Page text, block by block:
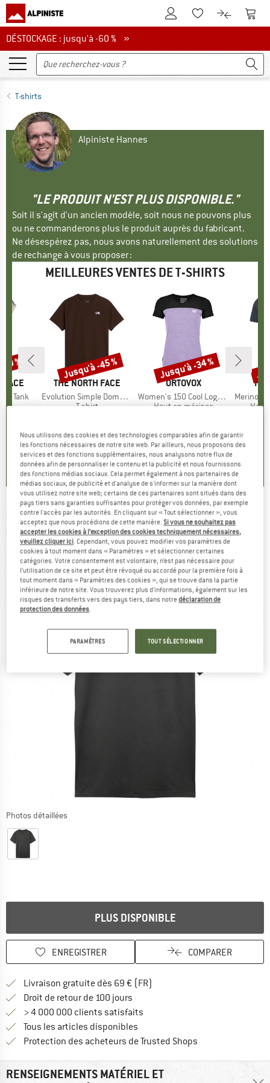
Vers le compte client
Vers la liste
Vers le
DÉSTOCKAGE : jusqu'à -60 %
DÉSTOCKAGE : jusqu'à -60 % »
T-shirts
Alpiniste Hannes
"LE PRODUIT N'EST PLUS DISPONIBLE."
Soit il s'agit d'un ancien modèle, soit nous ne pouvons plus
ou ne commanderons plus le produit auprès du fabricant.
Ne désespérez pas, nous avons naturellement des solutions
de rechange à vous proposer :
MEILLEURES VENTES DE T-SHIRTS
FACE
Tank
group
)
%
MARQUE
THE NORTH FACE
Article
Evolution Simple Dome Short Sleeve
Product group
T-shirt
+10
4,8(8)
Remise
Jusqu'à -45 %
MARQUE
ORTOVOX
Article
Women's 150 Cool Logo T-Shirt
Product group
Haut en mérinos
4,7(24)
Remise
Jusqu'à -34 %
Article
MerinoMix150
Haut
ECOALF -Deraalf - T-shirt
(0)
Photos détaillées
PLUS DISPONIBLE
ENREGISTRER COMPARER
Livraison gratuite dès 69 € (FR)
Droit de retour de 100 jours
> 4 000 000 clients satisfaits
Tous les articles disponibles
Protection des acheteurs de Trusted Shops
RENSEIGNEMENTS MATÉRIEL ET
Nous utilisons des cookies et des technologies comparables afin de garantir
les fonctions nécessaires de notre site web. Par ailleurs, nous proposons des
services et des fonctions supplémentaires, nous analysons notre flux de
données afin de personnaliser le contenu et la publicité et nous fournissons
des fonctions médias sociaux. Cela permet également à nos partenaires de
médias sociaux, de publicité et d'analyse de s'informer sur la manière dont
vous utilisez notre site web; certains de ces partenaires sont situés dans des
pays tiers sans garanties suffisantes pour protéger vos données, par exemple
contre l'accès par les autorités. En cliquant sur « Tout sélectionner », vous
acceptez que nous procédions de cette manière.Si vous ne souhaitez pas
accepter les cookies à l’exception des cookies techniquement nécessaires,
veuillez cliquer ici. Cependant, vous pouvez modifier vos paramètres de
cookies à tout moment dans « Paramètres » et sélectionner certaines
catégories. Votre consentement est volontaire, n’est pas nécessaire pour
l’utilisation de ce site et peut être révoqué ou accordé pour la première fois à
tout moment dans « Paramètres des cookies », qui se trouve dans la partie
inférieure de notre site. Vous trouverez plus d'informations, également sur les
risques des transferts vers des pays tiers, dans notredéclaration de
protection des données.
PARAMÈTRES TOUT SÉLECTIONNER